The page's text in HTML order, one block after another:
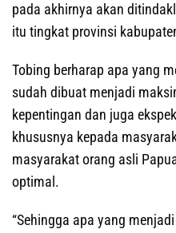
pada akhirnya akan
itu tingkat provinsi
Tobing berharap apa yang
sudah dibuat menjadi
kepentingan dan juga
khususnya kepada
masyarakat orang asli
optimal.
“Sehingga apa yang